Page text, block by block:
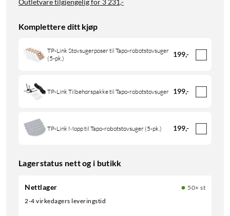
Outletvare tilgjengelig for 3 231,-
Komplettere ditt kjøp
TP-Link Støvsugerposer til Tapo-robotstøvsuger
(5-pk.)
199,-
TP-Link Tilbehørspakke til Tapo-robotstøvsuger 199,-
TP-Link Mopp til Tapo-robotstøvsuger (5-pk.) 199,-
Lagerstatus nett og i butikk
Nettlager
50+ st
2-4 virkedagers leveringstid